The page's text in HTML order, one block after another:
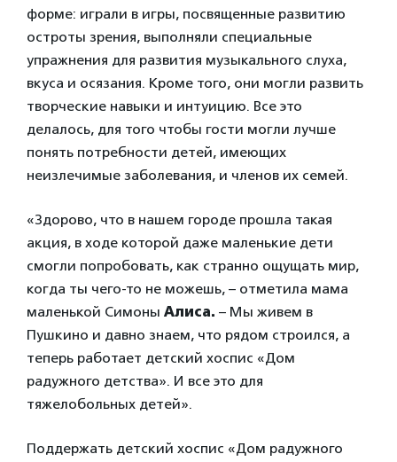
форме: играли в игры, посвященные развитию
остроты зрения, выполняли специальные
упражнения для развития музыкального слуха,
вкуса и осязания. Кроме того, они могли развить
творческие навыки и интуицию. Все это
делалось, для того чтобы гости могли лучше
понять потребности детей, имеющих
неизлечимые заболевания, и членов их семей.
«Здорово, что в нашем городе прошла такая
акция, в ходе которой даже маленькие дети
смогли попробовать, как странно ощущать мир,
когда ты чего-то не можешь, – отметила мама
маленькой Симоны Алиса. – Мы живем в
Пушкино и давно знаем, что рядом строился, а
теперь работает детский хоспис «Дом
радужного детства». И все это для
тяжелобольных детей».
Поддержать детский хоспис «Дом радужного